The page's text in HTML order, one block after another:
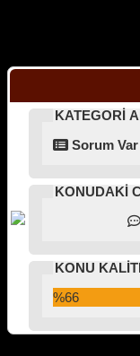
KATEGORİ
Sorum Var
KONUDAKİ
KONU
%66